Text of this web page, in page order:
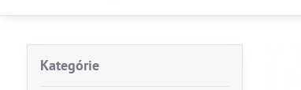
Kategórie